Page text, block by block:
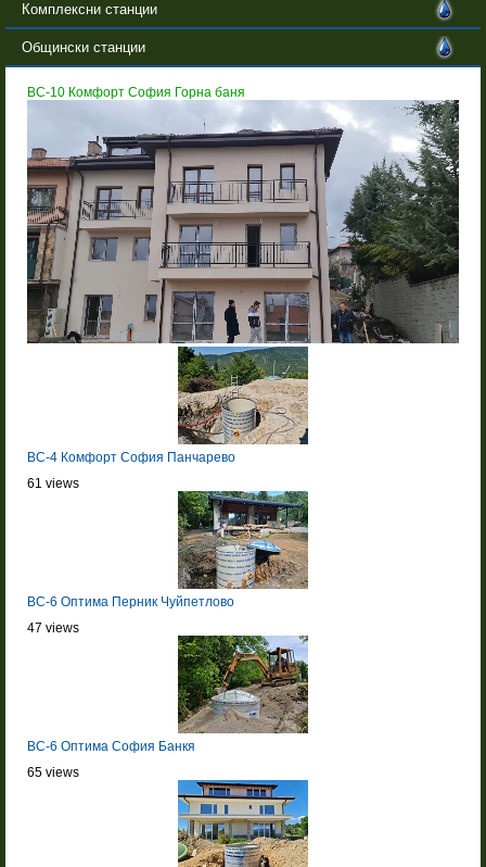
Комплексни станции
Общински станции
BC-10 Комфорт София Горна баня
BC-4 Комфорт София Панчарево
61 views
BC-6 Оптима Перник Чуйпетлово
47 views
BC-6 Оптима София Банкя
65 views